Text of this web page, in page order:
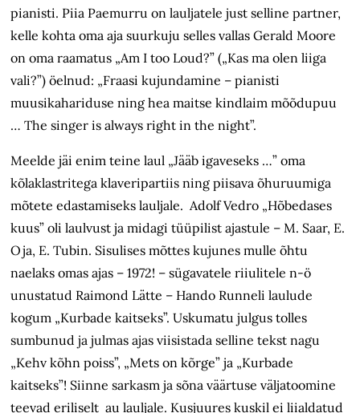
pianisti. Piia Paemurru on lauljatele just selline partner,
kelle kohta oma aja suurkuju selles vallas Gerald Moore
on oma raamatus „Am I too Loud?” („Kas ma olen liiga
vali?”) öelnud: „Fraasi kujundamine – pianisti
muusikahariduse ning hea maitse kindlaim mõõdupuu
… The singer is always right in the night”.
Meelde jäi enim teine laul „Jääb igaveseks …” oma
kõlaklastritega klaveripartiis ning piisava õhuruumiga
mõtete edastamiseks lauljale. Adolf Vedro „Hõbedases
kuus” oli laulvust ja midagi tüüpilist ajastule – M. Saar, E.
Oja, E. Tubin. Sisulises mõttes kujunes mulle õhtu
naelaks omas ajas – 1972! – sügavatele riiulitele n-ö
unustatud Raimond Lätte – Hando Runneli laulude
kogum „Kurbade kaitseks”. Uskumatu julgus tolles
sumbunud ja julmas ajas viisistada selline tekst nagu
„Kehv kõhn poiss”, „Mets on kõrge” ja „Kurbade
kaitseks”! Siinne sarkasm ja sõna väärtuse väljatoomine
teevad eriliselt au lauljale. Kusjuures kuskil ei liialdatud